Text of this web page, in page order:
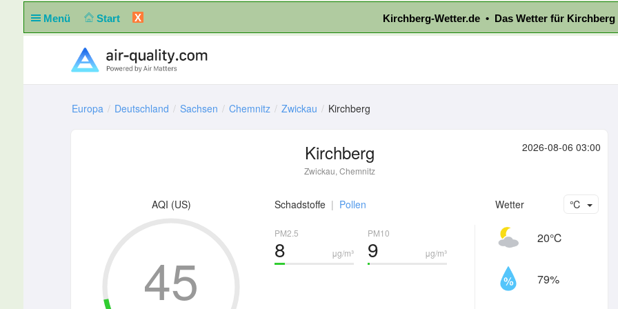
Menü Start X Kirchberg-Wetter.de • Das Wetter für Kirchberg